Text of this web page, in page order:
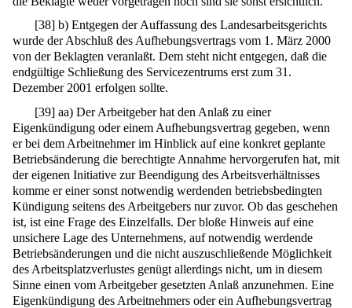
[38] b) Entgegen der Auffassung des Landesarbeitsgerichts
wurde der Abschluß des Aufhebungsvertrags vom 1. März 2000
von der Beklagten veranlaßt. Dem steht nicht entgegen, daß die
endgültige Schließung des Servicezentrums erst zum 31.
Dezember 2001 erfolgen sollte.
[39] aa) Der Arbeitgeber hat den Anlaß zu einer
Eigenkündigung oder einem Aufhebungsvertrag gegeben, wenn
er bei dem Arbeitnehmer im Hinblick auf eine konkret geplante
Betriebsänderung die berechtigte Annahme hervorgerufen hat, mit
der eigenen Initiative zur Beendigung des Arbeitsverhältnisses
komme er einer sonst notwendig werdenden betriebsbedingten
Kündigung seitens des Arbeitgebers nur zuvor. Ob das geschehen
ist, ist eine Frage des Einzelfalls. Der bloße Hinweis auf eine
unsichere Lage des Unternehmens, auf notwendig werdende
Betriebsänderungen und die nicht auszuschließende Möglichkeit
des Arbeitsplatzverlustes genügt allerdings nicht, um in diesem
Sinne einen vom Arbeitgeber gesetzten Anlaß anzunehmen. Eine
Eigenkündigung des Arbeitnehmers oder ein Aufhebungsvertrag